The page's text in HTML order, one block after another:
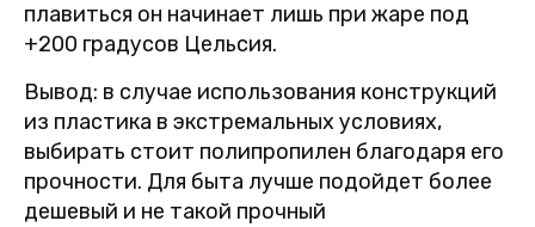
плавиться он начинает лишь при жаре под
+200 градусов Цельсия.
Вывод: в случае использования конструкций
из пластика в экстремальных условиях,
выбирать стоит полипропилен благодаря его
прочности. Для быта лучше подойдет более
дешевый и не такой прочный